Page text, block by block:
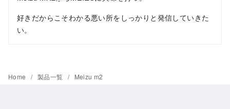
好きだからこそわかる悪い所をしっかりと発信していきた
い。
Home 製品一覧 Meizu m2